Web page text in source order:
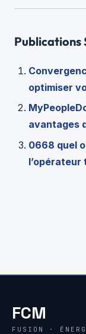
Publications
optimiser
avantages
0668 quel
FCM
FUSION ·